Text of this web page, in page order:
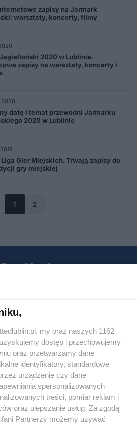
zapisy na Jarmark
warsztaty, koncerty, filmy
2020 w Lublinie.
zapisy na warsztaty, koncerty i
2020
datę i temat przewodni Jarmarku
2020 w Lublinie
Gier Miejskich. Trwają zapisy do
gry miejskiej
1 2
z treści
my oraz naszych 1162
dostęp i przechowujemy
oraz przetwarzamy dane
identyfikatory, standardowe
urządzenie czy dane
spersonalizowanych
treści, pomiar reklam i
oraz ulepszanie usług. Za zgodą
Partnerzy możemy używać